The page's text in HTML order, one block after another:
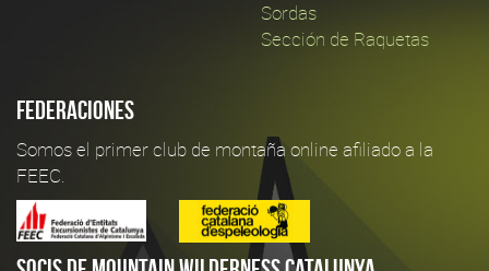
Sordas
Sección de Raquetas
Federaciones
Somos el primer club de montaña online afiliado a la
FEEC.